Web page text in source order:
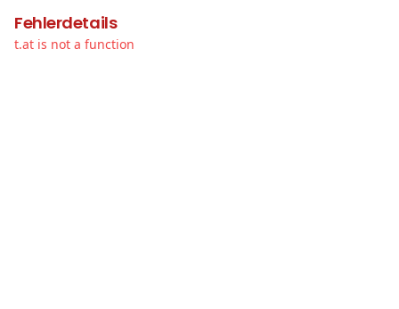
Fehlerdetails
t.at is not a function